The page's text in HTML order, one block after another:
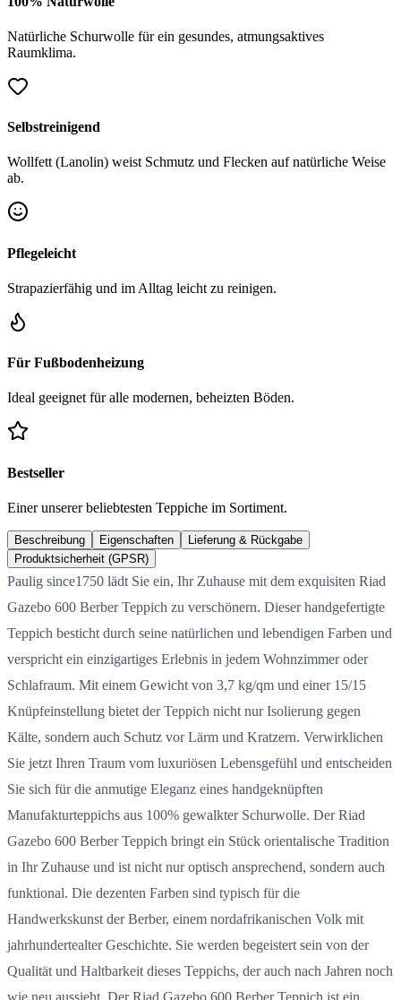
Natürliche Schurwolle für ein gesundes, atmungsaktives
Raumklima.
Selbstreinigend
Wollfett (Lanolin) weist Schmutz und Flecken auf natürliche Weise
ab.
Pflegeleicht
Strapazierfähig und im Alltag leicht zu reinigen.
Für Fußbodenheizung
Ideal geeignet für alle modernen, beheizten Böden.
Bestseller
Einer unserer beliebtesten Teppiche im Sortiment.
Beschreibung Eigenschaften
Lieferung & Rückgabe
Produktsicherheit (GPSR)
Paulig since1750 lädt Sie ein, Ihr Zuhause mit dem exquisiten Riad
Gazebo 600 Berber Teppich zu verschönern. Dieser handgefertigte
Teppich besticht durch seine natürlichen und lebendigen Farben und
verspricht ein einzigartiges Erlebnis in jedem Wohnzimmer oder
Schlafraum. Mit einem Gewicht von 3,7 kg/qm und einer 15/15
Knüpfeinstellung bietet der Teppich nicht nur Isolierung gegen
Kälte, sondern auch Schutz vor Lärm und Kratzern. Verwirklichen
Sie jetzt Ihren Traum vom luxuriösen Lebensgefühl und entscheiden
Sie sich für die anmutige Eleganz eines handgeknüpften
Manufakturteppichs aus 100% gewalkter Schurwolle. Der Riad
Gazebo 600 Berber Teppich bringt ein Stück orientalische Tradition
in Ihr Zuhause und ist nicht nur optisch ansprechend, sondern auch
funktional. Die dezenten Farben sind typisch für die
Handwerkskunst der Berber, einem nordafrikanischen Volk mit
jahrhundertealter Geschichte. Sie werden begeistert sein von der
Qualität und Haltbarkeit dieses Teppichs, der auch nach Jahren noch
wie neu aussieht. Der Riad Gazebo 600 Berber Teppich ist ein